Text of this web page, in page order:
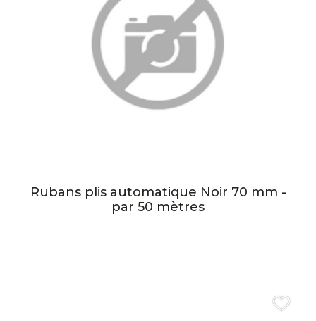
Rubans plis automatique Noir 70 mm -
par 50 mètres